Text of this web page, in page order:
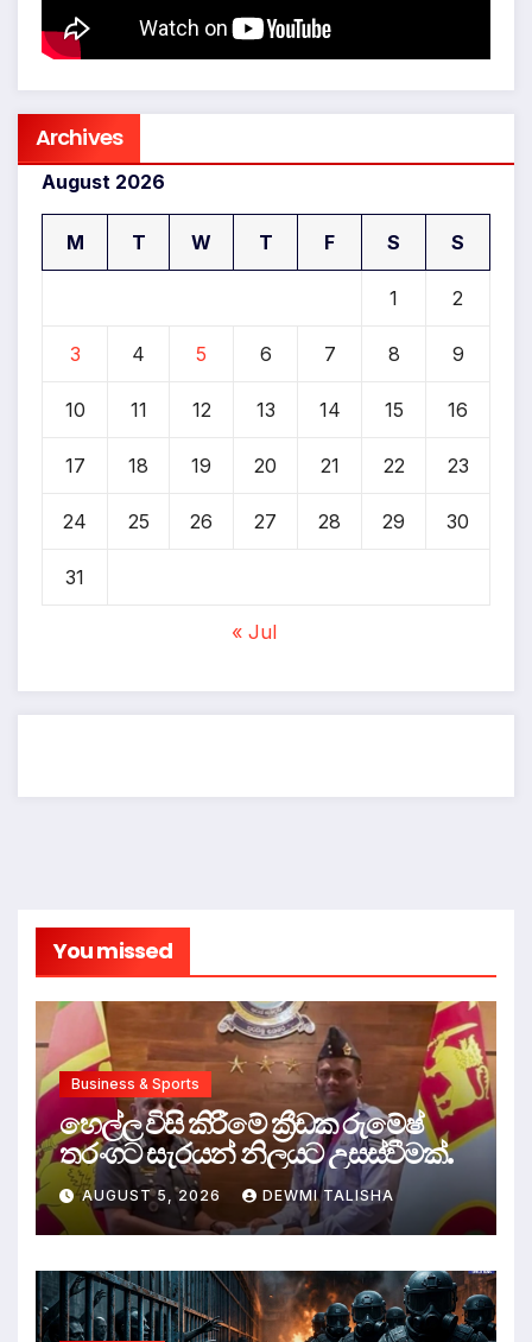
Archives
August 2026
M T W T F S S
1 2
3 4 5 6 7 8 9
10 11 12 13 14 15 16
17 18 19 20 21 22 23
24 25 26 27 28 29 30
31
« Jul
You missed
Business & Sports
හෙල්ල විසි කිරීමේ ක්‍රීඩක රුමේෂ්
තරංගට සැරයන් නිලයට උසස්වීමක්.
AUGUST 5, 2026 DEWMI TALISHA